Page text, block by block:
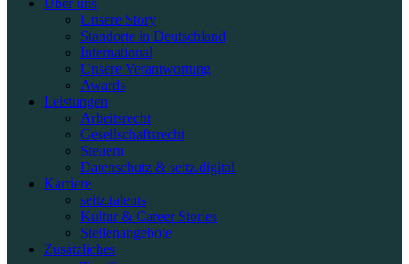
Über uns
Unsere Story
Standorte in Deutschland
International
Unsere Verantwortung
Awards
Leistungen
Arbeitsrecht
Gesellschaftsrecht
Steuern
Datenschutz & seitz.digital
Karriere
seitz.talents
Kultur & Career Stories
Stellenangebote
Zusätzliches